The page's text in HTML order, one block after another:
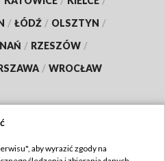
/ ŁÓDŹ / OLSZTYN /
/ RZESZÓW /
/ WROCŁAW
aby wyrazić zgody na